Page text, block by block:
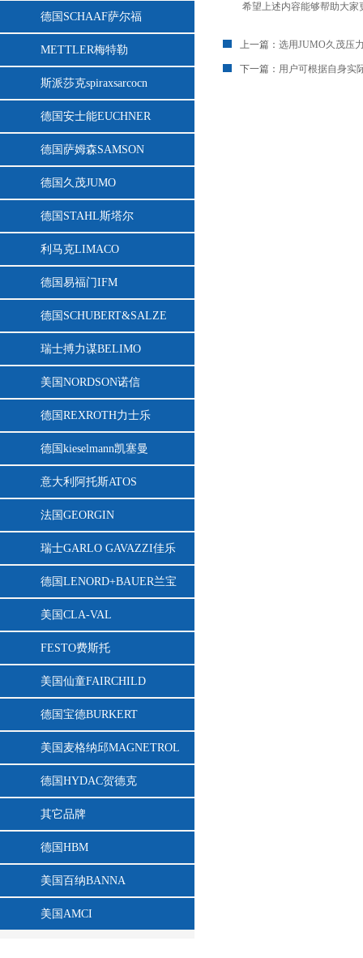
德国SCHAAF萨尔福
METTLER梅特勒
斯派莎克spiraxsarcocn
德国安士能EUCHNER
德国萨姆森SAMSON
德国久茂JUMO
德国STAHL斯塔尔
利马克LIMACO
德国易福门IFM
德国SCHUBERT&SALZE
瑞士搏力谋BELIMO
美国NORDSON诺信
德国REXROTH力士乐
德国kieselmann凯塞曼
意大利阿托斯ATOS
法国GEORGIN
瑞士GARLO GAVAZZI佳乐
德国LENORD+BAUER兰宝
美国CLA-VAL
FESTO费斯托
美国仙童FAIRCHILD
德国宝德BURKERT
美国麦格纳邱MAGNETROL
德国HYDAC贺德克
其它品牌
德国HBM
美国百纳BANNA
美国AMCI
希望上述内容能够帮助大家更
上一篇： 选用JUMO久茂压
下一篇： 用户可根据自身实